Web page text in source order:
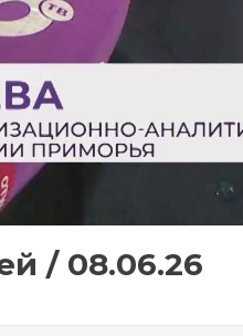
/ 08.06.26